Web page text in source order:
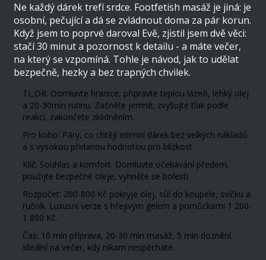
Ne každý dárek trefí srdce. Footfetish masáž je jiná: je
osobní, pečující a dá se zvládnout doma za pár korun.
Když jsem to poprvé daroval Evě, zjistil jsem dvě věci:
stačí 30 minut a pozornost k detailu - a máte večer,
na který se vzpomíná. Tohle je návod, jak to udělat
bezpečně, hezky a bez trapných chvilek.
TL;DR: Domluvte hranice, připravte teplou lázeň, lehký olej
a 20-30min rutinu. Začněte jemně, zvyšujte tlak podle
reakcí, zakončete zklidněním.
Pro koho: Páry, co chtějí intimní dárek bez velkých nákladů
a s vysokou přidanou hodnotou pro blízkost.
Klíč: Souhlas a komfort. Domluvte očekávání předem,
použijte bezpečné oleje, vyhněte se bolesti.
Rozpočet: 200-800 Kč pokryje olej, sůl do koupele, svíčku a
ručník. Luxusní verze s hřejivým gelem a pomůckami 1 200-
1 800 Kč.
Čas: 10 min příprava, 20-30 min masáž, 5 min doznění.
Ideální na večer, kdy nikam nespěcháte.